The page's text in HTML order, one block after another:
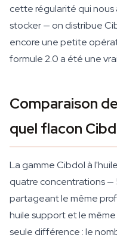
cette régularité qui nous
stocker — on distribue
encore une petite
formule 2.0 a été une
Comparaison
quel flacon
La gamme Cibdol à
quatre concentrations —
partageant le même
huile support et le
seule différence : le